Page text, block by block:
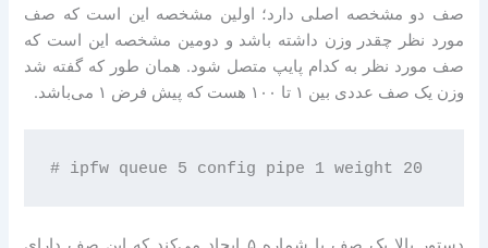
صف دو مشخصه اصلی دارد؛ اولین مشخصه این است که صف
مورد نظر چقدر وزن داشته باشد و دومین مشخصه این است که
صف مورد نظر به کدام پایپ متصل شود. همان طور که گفته شد
وزن یک صف عددی بین ۱ تا ۱۰۰ هست که پیش فرض ۱ می‌باشد.